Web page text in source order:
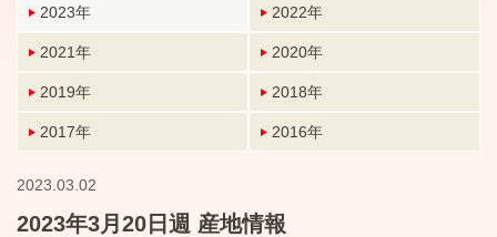
2023年 2022年
2021年 2020年
2019年 2018年
2017年 2016年
2023.03.02
2023年3月20日週 産地情報